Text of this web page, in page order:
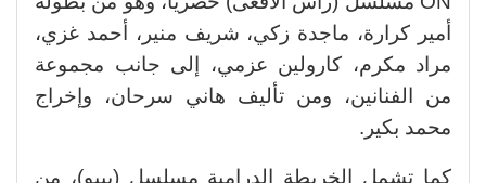
أمير كرارة، ماجدة زكي، شريف منير، أحمد غزي،
مراد مكرم، كارولين عزمي، إلى جانب مجموعة
من الفنانين، ومن تأليف هاني سرحان، وإخراج
محمد بكير.
كما تشمل الخريطة الدرامية مسلسل (بيبو)، من